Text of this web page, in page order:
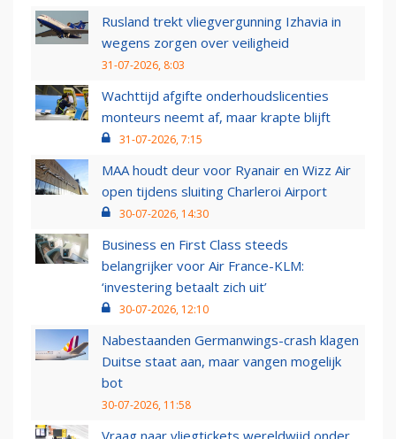
Rusland trekt vliegvergunning Izhavia in
wegens zorgen over veiligheid
31-07-2026, 8:03
Wachttijd afgifte onderhoudslicenties
monteurs neemt af, maar krapte blijft
31-07-2026, 7:15
MAA houdt deur voor Ryanair en Wizz Air
open tijdens sluiting Charleroi Airport
30-07-2026, 14:30
Business en First Class steeds
belangrijker voor Air France-KLM:
‘investering betaalt zich uit’
30-07-2026, 12:10
Nabestaanden Germanwings-crash klagen
Duitse staat aan, maar vangen mogelijk
bot
30-07-2026, 11:58